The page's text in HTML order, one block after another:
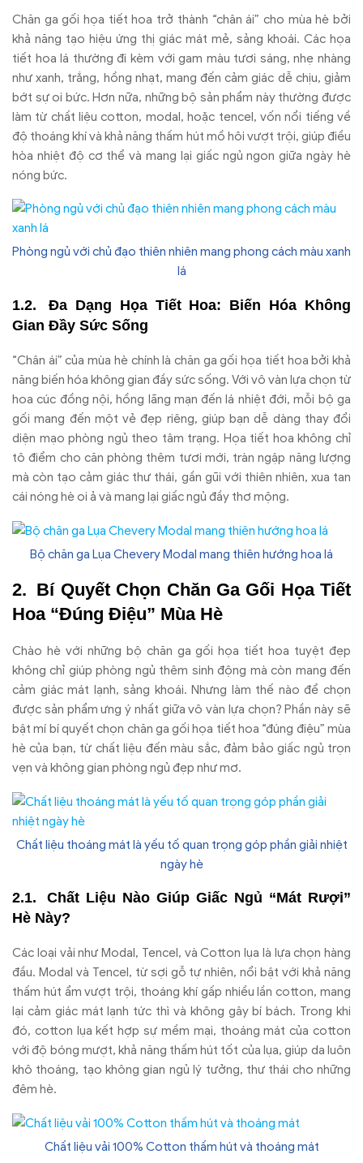
Chăn ga gối họa tiết hoa trở thành “chân ái” cho mùa hè bởi
khả năng tạo hiệu ứng thị giác mát mẻ, sảng khoái. Các họa
tiết hoa lá thường đi kèm với gam màu tươi sáng, nhẹ nhàng
như xanh, trắng, hồng nhạt, mang đến cảm giác dễ chịu, giảm
bớt sự oi bức. Hơn nữa, những bộ sản phẩm này thường được
làm từ chất liệu cotton, modal, hoặc tencel, vốn nổi tiếng về
độ thoáng khí và khả năng thấm hút mồ hôi vượt trội, giúp điều
hòa nhiệt độ cơ thể và mang lại giấc ngủ ngon giữa ngày hè
nóng bức.
Phòng ngủ với chủ đạo thiên nhiên mang phong cách màu xanh
lá
Đa Dạng Họa Tiết Hoa: Biến Hóa Không
Gian Đầy Sức Sống
“Chân ái” của mùa hè chính là chăn ga gối họa tiết hoa bởi khả
năng biến hóa không gian đầy sức sống. Với vô vàn lựa chọn từ
hoa cúc đồng nội, hồng lãng mạn đến lá nhiệt đới, mỗi bộ ga
gối mang đến một vẻ đẹp riêng, giúp bạn dễ dàng thay đổi
diện mạo phòng ngủ theo tâm trạng. Họa tiết hoa không chỉ
tô điểm cho căn phòng thêm tươi mới, tràn ngập năng lượng
mà còn tạo cảm giác thư thái, gần gũi với thiên nhiên, xua tan
cái nóng hè oi ả và mang lại giấc ngủ đầy thơ mộng.
Bộ chăn ga Lụa Chevery Modal mang thiên hướng hoa lá
Bí Quyết Chọn Chăn Ga Gối Họa Tiết
Hoa “Đúng Điệu” Mùa Hè
Chào hè với những bộ chăn ga gối họa tiết hoa tuyệt đẹp
không chỉ giúp phòng ngủ thêm sinh động mà còn mang đến
cảm giác mát lạnh, sảng khoái. Nhưng làm thế nào để chọn
được sản phẩm ưng ý nhất giữa vô vàn lựa chọn? Phần này sẽ
bật mí bí quyết chọn chăn ga gối họa tiết hoa “đúng điệu” mùa
hè của bạn, từ chất liệu đến màu sắc, đảm bảo giấc ngủ trọn
vẹn và không gian phòng ngủ đẹp như mơ.
Chất liệu thoáng mát là yếu tố quan trọng góp phần giải nhiệt
ngày hè
Chất Liệu Nào Giúp Giấc Ngủ “Mát Rượi”
Hè Này?
Các loại vải như Modal, Tencel, và Cotton lụa là lựa chọn hàng
đầu. Modal và Tencel, từ sợi gỗ tự nhiên, nổi bật với khả năng
thấm hút ẩm vượt trội, thoáng khí gấp nhiều lần cotton, mang
lại cảm giác mát lạnh tức thì và không gây bí bách. Trong khi
đó, cotton lụa kết hợp sự mềm mại, thoáng mát của cotton
với độ bóng mượt, khả năng thấm hút tốt của lụa, giúp da luôn
khô thoáng, tạo không gian ngủ lý tưởng, thư thái cho những
đêm hè.
Chất liệu vải 100% Cotton thấm hút và thoáng mát